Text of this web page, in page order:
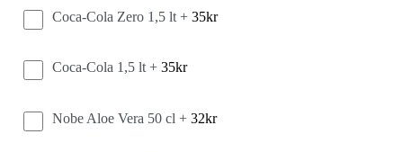
Coca-Cola Zero 1,5 lt + 35kr
Coca-Cola 1,5 lt + 35kr
Nobe Aloe Vera 50 cl + 32kr